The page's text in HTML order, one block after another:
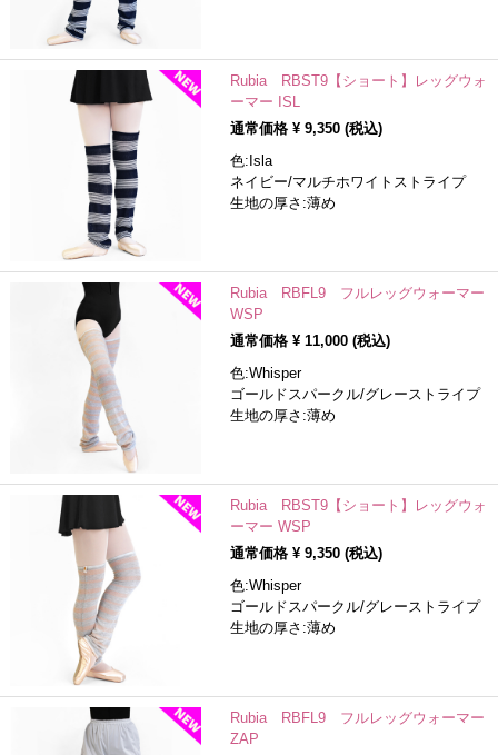
Rubia RBST9【ショート】レッグウォ
ーマー ISL
通常価格 ¥ 9,350(税込)
色:Isla
ネイビー/マルチホワイトストライプ
生地の厚さ:薄め
Rubia RBFL9 フルレッグウォーマー
WSP
通常価格 ¥ 11,000(税込)
色:Whisper
ゴールドスパークル/グレーストライプ
生地の厚さ:薄め
Rubia RBST9【ショート】レッグウォ
ーマー WSP
通常価格 ¥ 9,350(税込)
色:Whisper
ゴールドスパークル/グレーストライプ
生地の厚さ:薄め
Rubia RBFL9 フルレッグウォーマー
ZAP